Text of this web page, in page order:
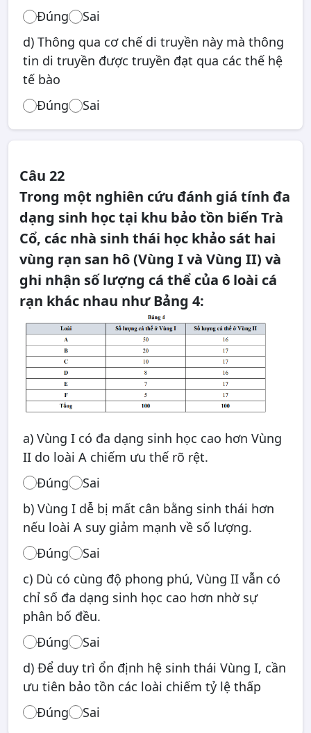
Đúng
Sai
d) Thông qua cơ chế di truyền này mà thông
tin di truyền được truyền đạt qua các thế hệ
tế bào
Đúng
Sai
Câu 22
Trong một nghiên cứu đánh giá tính đa
dạng sinh học tại khu bảo tồn biển Trà
Cổ, các nhà sinh thái học khảo sát hai
vùng rạn san hô (Vùng I và Vùng II) và
ghi nhận số lượng cá thể của 6 loài cá
rạn khác nhau như Bảng 4:
a) Vùng I có đa dạng sinh học cao hơn Vùng
II do loài A chiếm ưu thế rõ rệt.
Đúng
Sai
b) Vùng I dễ bị mất cân bằng sinh thái hơn
nếu loài A suy giảm mạnh về số lượng.
Đúng
Sai
c) Dù có cùng độ phong phú, Vùng II vẫn có
chỉ số đa dạng sinh học cao hơn nhờ sự
phân bố đều.
Đúng
Sai
d) Để duy trì ổn định hệ sinh thái Vùng I, cần
ưu tiên bảo tồn các loài chiếm tỷ lệ thấp
Đúng
Sai